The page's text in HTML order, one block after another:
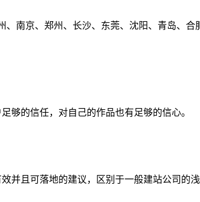
南京、郑州、长沙、东莞、沈阳、青岛、合
够的信任，对自己的作品也有足够的信心。
并且可落地的建议，区别于一般建站公司的